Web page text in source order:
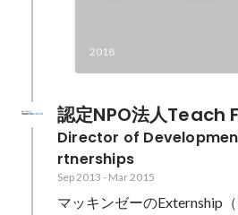
2018
認定NPO法人Teach
Director of
rtnerships
Sep 2013 - Mar 2015
マッキンゼーのExternship